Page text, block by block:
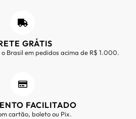
GRÁTIS
Brasil em pedidos acima de R$ 1.000.
FACILITADO
cartão, boleto ou Pix.